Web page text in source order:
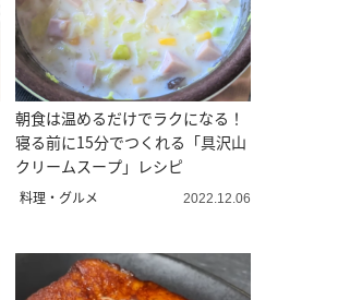
朝食は温めるだけでラクになる！
寝る前に15分でつくれる「具沢山
クリームスープ」レシピ
料理・グルメ 2022.12.06